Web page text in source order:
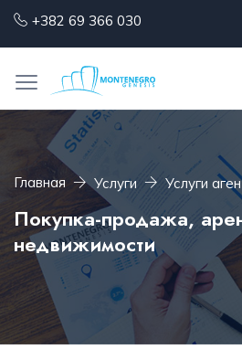
+382 69 366 030
Главная Услуги Услуги
Покупка-продажа,
недвижимости